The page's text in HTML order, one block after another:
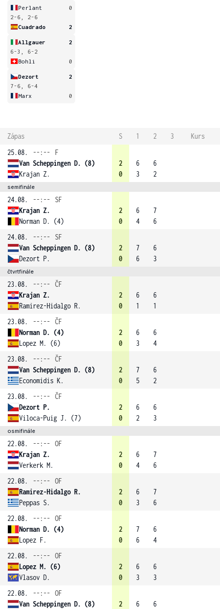
Perlant
0
2-6, 2-6
Cuadrado
2
Allgauer
2
6-3, 6-2
Bohli
0
Dezort
2
7-6, 6-4
Marx
0
Zápas S 1 2 3
Kurs
25.08.
--:--
F
Van Scheppingen D. (8)
Krajan Z.
2
0
6
3
6
2
semifinále
24.08. --:--
SF
Krajan Z.
Norman D. (4)
2
0
6
4
7
6
24.08.
--:--
SF
Van Scheppingen D. (8)
Dezort P.
2
0
7
6
6
3
čtvrtfinále
23.08. --:--
ČF
Krajan Z.
Ramirez-Hidalgo R.
2
0
6
1
6
1
23.08.
--:--
ČF
Norman D. (4)
Lopez M. (6)
2
0
6
3
6
4
23.08.
--:--
ČF
Van Scheppingen D. (8)
Economidis K.
2
0
7
5
6
2
23.08.
--:--
ČF
Dezort P.
Viloca-Puig J. (7)
2
0
6
2
6
3
osmifinále
22.08. --:--
OF
Krajan Z.
Verkerk M.
2
0
6
4
7
6
22.08.
--:--
OF
Ramirez-Hidalgo R.
Peppas S.
2
0
6
3
7
6
22.08.
--:--
OF
Norman D. (4)
Lopez F.
2
0
7
6
6
4
22.08.
--:--
OF
Lopez M. (6)
Vlasov D.
2
0
6
3
6
3
22.08.
--:--
OF
Van Scheppingen D. (8)
2
6
6